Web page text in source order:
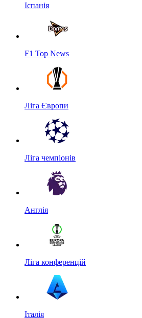
Іспанія
F1 Top News
Ліга Європи
Ліга чемпіонів
Англія
Ліга конференцій
Італія